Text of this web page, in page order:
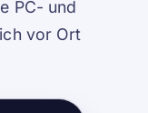
PC- und
vor Ort